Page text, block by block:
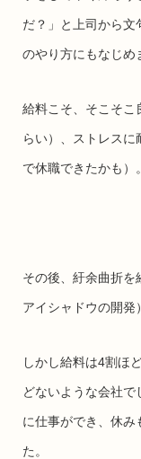
だ？」と上司から文
のやり方にもなじめ
給料こそ、そこそこ
らい）、ストレスに
で休職できたかも）。
その後、紆余曲折を
アイシャドウの開発
しかし給料は4割ほ
どないような会社
に仕事ができ、休み
た。